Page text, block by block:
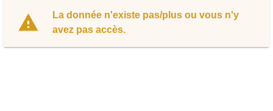
La donnée n'existe pas/plus ou vous n'y
avez pas accès.